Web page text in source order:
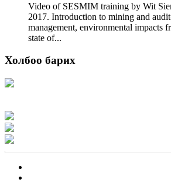
Video of SESMIM training by Wit
2017. Introduction to mining and
management, environmental impacts
state of...
Холбоо барих